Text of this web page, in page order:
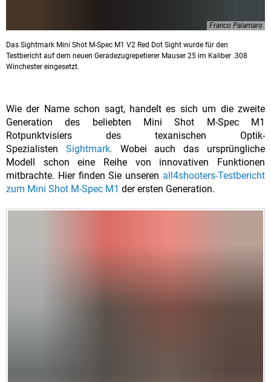
Franco Palamaro
Das Sightmark Mini Shot M-Spec M1 V2 Red Dot Sight wurde für den
Testbericht auf dem neuen Geradezugrepetierer Mauser 25 im Kaliber .308
Winchester eingesetzt.
Wie der Name schon sagt, handelt es sich um die zweite
Generation des beliebten Mini Shot M-Spec M1
Rotpunktvisiers des texanischen Optik-
Spezialisten Sightmark. Wobei auch das ursprüngliche
Modell schon eine Reihe von innovativen Funktionen
mitbrachte. Hier finden Sie unseren all4shooters-Testbericht
zum Mini Shot M-Spec M1 der ersten Generation.